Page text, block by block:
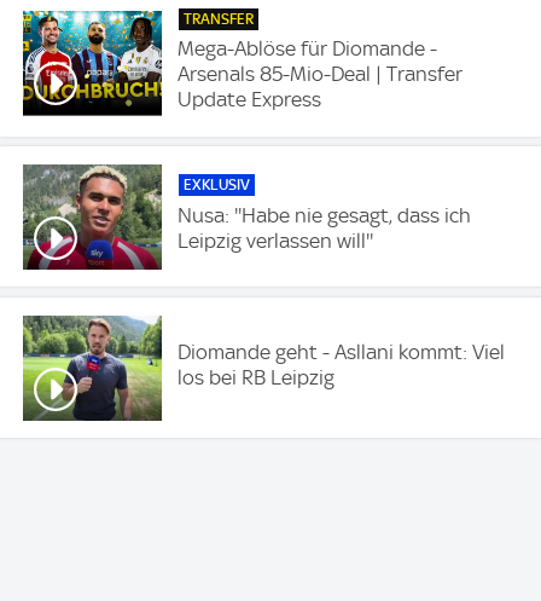
TRANSFER
Mega-Ablöse für Diomande -
Arsenals 85-Mio-Deal | Transfer
Update Express
EXKLUSIV
Nusa: ''Habe nie gesagt, dass ich
Leipzig verlassen will''
Diomande geht - Asllani kommt: Viel
los bei RB Leipzig